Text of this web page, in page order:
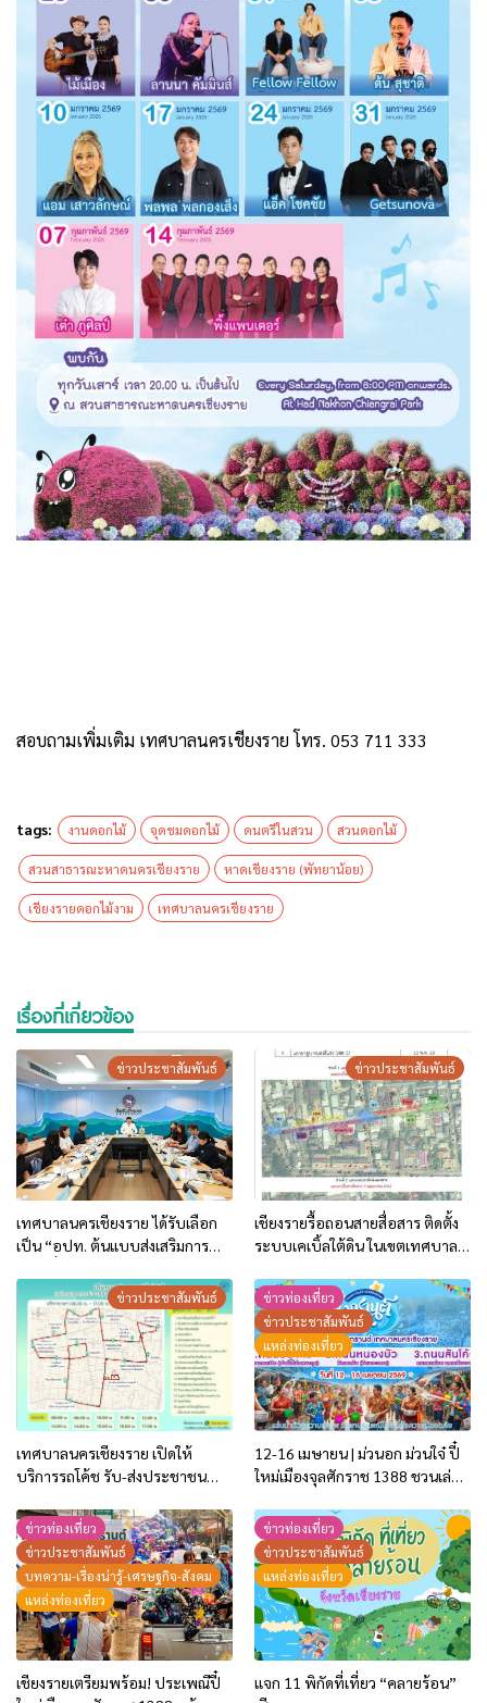
สอบถามเพิ่มเติม เทศบาลนครเชียงราย โทร. 053 711 333
tags: งานดอกไม้ จุดชมดอกไม้ ดนตรีในสวน สวนดอกไม้
สวนสาธารณะหาดนครเชียงราย หาดเชียงราย (พัทยาน้อย)
เชียงรายดอกไม้งาม เทศบาลนครเชียงราย
เรื่องที่เกี่ยวข้อง
ข่าวประชาสัมพันธ์
เทศบาลนครเชียงราย ได้รับเลือก
เป็น “อปท. ต้นแบบส่งเสริมการ
ประจำปี 2569!
ข่าวประชาสัมพันธ์
เชียงรายรื้อถอนสายสื่อสาร ติดตั้ง
ระบบเคเบิ้ลใต้ดิน ในเขตเทศบาล
ถนนธนาลัย
ข่าวประชาสัมพันธ์
เทศบาลนครเชียงราย เปิดให้
บริการรถโค้ช รับ-ส่งประชาชน
น้ำมันปรับราคาสูงขึ้น
ข่าวท่องเที่ยว
ข่าวประชาสัมพันธ์
แหล่งท่องเที่ยว
12-16 เมษายน | ม่วนอก ม่วนใจ๋ ปี๋
ใหม่เมืองจุลศักราช 1388 ชวนเล่น
สันโค้ง
ข่าวท่องเที่ยว
ข่าวประชาสัมพันธ์
บทความ-เรื่องน่ารู้-เศรษฐกิจ-สังคม
แหล่งท่องเที่ยว
เชียงรายเตรียมพร้อม! ประเพณีปี๋
ข่าวท่องเที่ยว
ข่าวประชาสัมพันธ์
แหล่งท่องเที่ยว
แจก 11 พิกัดที่เที่ยว “คลายร้อน”